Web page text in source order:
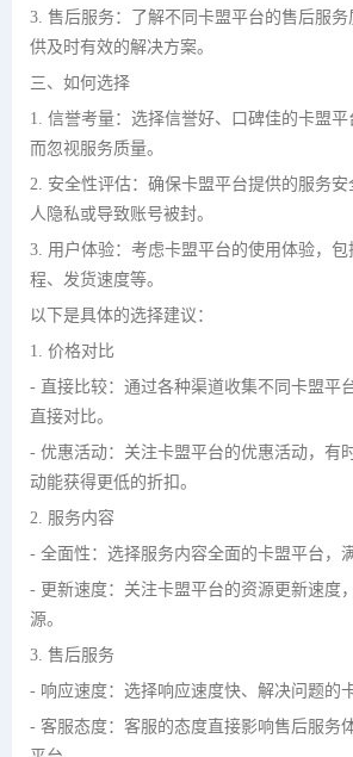
3. 售后服务：了解不同卡盟平台的售后服
供及时有效的解决方案。
三、如何选择
1. 信誉考量：选择信誉好、口碑佳的卡盟
而忽视服务质量。
2. 安全性评估：确保卡盟平台提供的服务
人隐私或导致账号被封。
3. 用户体验：考虑卡盟平台的使用体验，
程、发货速度等。
以下是具体的选择建议：
1. 价格对比
- 直接比较：通过各种渠道收集不同卡盟平
直接对比。
- 优惠活动：关注卡盟平台的优惠活动，有
动能获得更低的折扣。
2. 服务内容
- 全面性：选择服务内容全面的卡盟平台，
- 更新速度：关注卡盟平台的资源更新速度
源。
3. 售后服务
- 响应速度：选择响应速度快、解决问题的
- 客服态度：客服的态度直接影响售后服务